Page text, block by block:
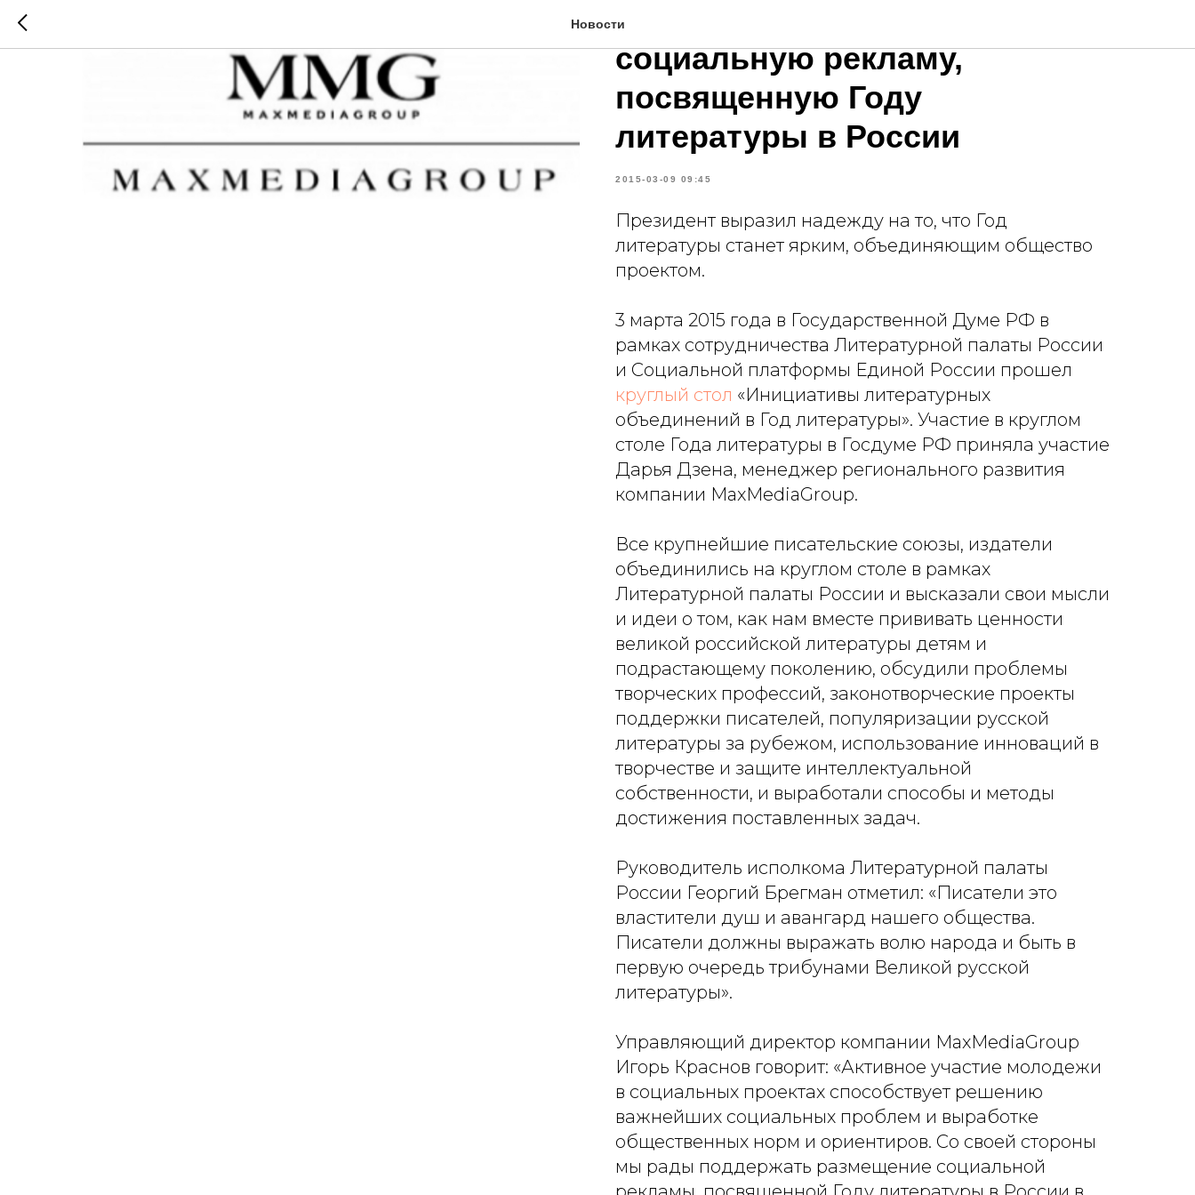
НовостиMaxMediaGroup размещает
социальную рекламу,
посвященную Году
литературы в России
2015-03-09 09:45
Президент выразил надежду на то, что Год
литературы станет ярким, объединяющим общество
проектом.
3 марта 2015 года в Государственной Думе РФ в
рамках сотрудничества Литературной палаты России
и Социальной платформы Единой России прошел
круглый стол «Инициативы литературных
объединений в Год литературы». Участие в круглом
столе Года литературы в Госдуме РФ приняла участие
Дарья Дзена, менеджер регионального развития
компании MaxMediaGroup.
Все крупнейшие писательские союзы, издатели
объединились на круглом столе в рамках
Литературной палаты России и высказали свои мысли
и идеи о том, как нам вместе прививать ценности
великой российской литературы детям и
подрастающему поколению, обсудили проблемы
творческих профессий, законотворческие проекты
поддержки писателей, популяризации русской
литературы за рубежом, использование инноваций в
творчестве и защите интеллектуальной
собственности, и выработали способы и методы
достижения поставленных задач.
Руководитель исполкома Литературной палаты
России Георгий Брегман отметил: «Писатели это
властители душ и авангард нашего общества.
Писатели должны выражать волю народа и быть в
первую очередь трибунами Великой русской
литературы».
Управляющий директор компании MaxMediaGroup
Игорь Краснов говорит: «Активное участие молодежи
в социальных проектах способствует решению
важнейших социальных проблем и выработке
общественных норм и ориентиров. Со своей стороны
мы рады поддержать размещение социальной